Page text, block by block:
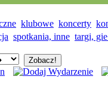
klubowe koncerty
spotkania, inne targi,